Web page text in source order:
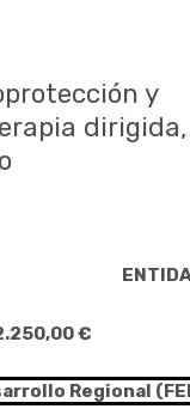
y
dirigida,
€
Regional